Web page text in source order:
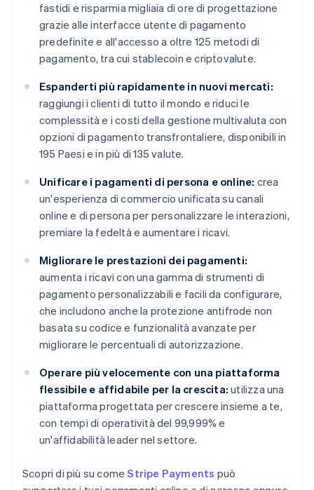
fastidi e risparmia migliaia di ore di progettazione
grazie alle interfacce utente di pagamento
predefinite e all'accesso a oltre 125 metodi di
pagamento, tra cui stablecoin e criptovalute.
Espanderti più rapidamente in nuovi mercati:
raggiungi i clienti di tutto il mondo e riduci le
complessità e i costi della gestione multivaluta con
opzioni di pagamento transfrontaliere, disponibili in
195 Paesi e in più di 135 valute.
Unificare i pagamenti di persona e online: crea
un'esperienza di commercio unificata su canali
online e di persona per personalizzare le interazioni,
premiare la fedeltà e aumentare i ricavi.
Migliorare le prestazioni dei pagamenti:
aumenta i ricavi con una gamma di strumenti di
pagamento personalizzabili e facili da configurare,
che includono anche la protezione antifrode non
basata su codice e funzionalità avanzate per
migliorare le percentuali di autorizzazione.
Operare più velocemente con una piattaforma
flessibile e affidabile per la crescita: utilizza una
piattaforma progettata per crescere insieme a te,
con tempi di operatività del 99,999% e
un'affidabilità leader nel settore.
Scopri di più su comeStripe Payments può